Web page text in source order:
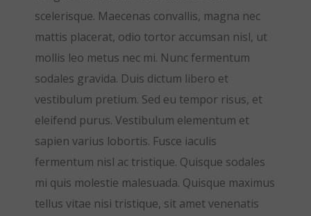
scelerisque. Maecenas convallis, magna nec
mattis placerat, odio tortor accumsan nisl, ut
mollis leo metus nec mi. Nunc fermentum
sodales gravida. Duis dictum libero et
vestibulum pretium. Sed eu tempor risus, et
eleifend purus. Vestibulum elementum et
sapien varius lobortis. Fusce iaculis
fermentum nisl ac tristique. Quisque sodales
mi quis molestie malesuada. Quisque maximus
tellus vitae nisi tristique, sit amet venenatis